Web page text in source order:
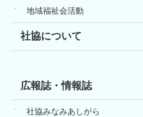
地域福祉会活動
社協について
広報誌・情報誌
社協みなみあしがら